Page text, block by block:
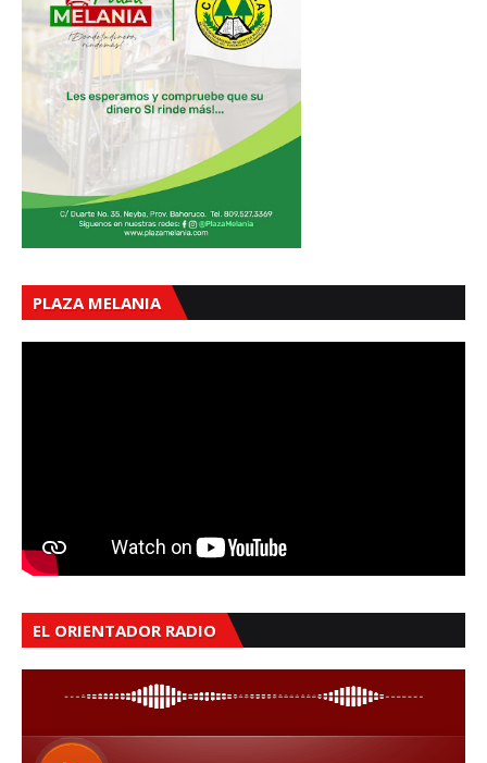
PLAZA MELANIA
EL ORIENTADOR RADIO